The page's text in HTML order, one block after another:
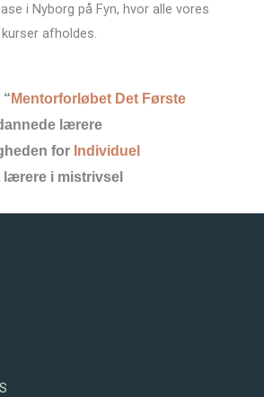
i Nyborg på Fyn, hvor alle vores
afholdes.
Mentorforløbet Det Første
lærere
for Individuel
lærere i mistrivsel